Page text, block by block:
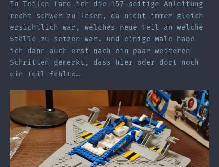
In Teilen fand ich die 157-seitige Anleitung
recht schwer zu lesen, da nicht immer gleich
ersichtlich war, welches neue Teil an welche
Stelle zu setzen war. Und einige Male habe
ich dann auch erst nach ein paar weiteren
Schritten gemerkt, dass hier oder dort noch
ein Teil fehlte…